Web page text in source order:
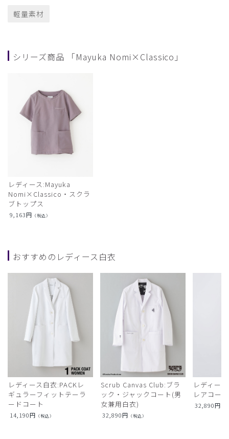
軽量素材
シリーズ商品 「Mayuka Nomi×Classico」
レディース:Mayuka
Nomi×Classico・スクラ
ブトップス
9,163円 （税込）
おすすめのレディース白衣
レディース白衣:PACKレ
ギュラーフィットテーラ
ードコート
14,190円 （税込）
Scrub Canvas Club:ブラ
ック・ジャックコート(男
女兼用白衣)
32,890円 （税込）
レディー
レアコート
32,890円